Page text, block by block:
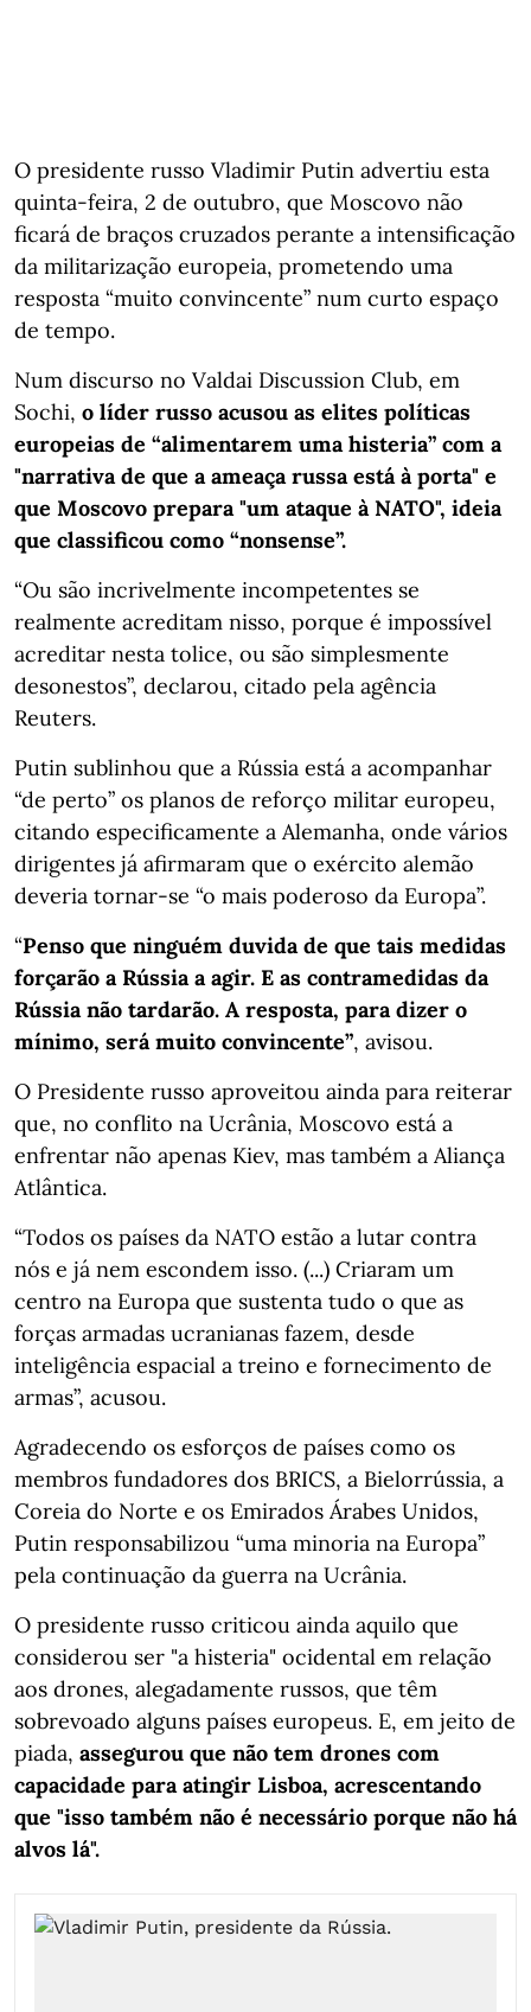
O presidente russo Vladimir Putin advertiu esta
quinta-feira, 2 de outubro, que Moscovo não
ficará de braços cruzados perante a intensificação
da militarização europeia, prometendo uma
resposta “muito convincente” num curto espaço
de tempo.
Num discurso no Valdai Discussion Club, em
Sochi, o líder russo acusou as elites políticas
europeias de “alimentarem uma histeria” com a
"narrativa de que a ameaça russa está à porta" e
que Moscovo prepara "um ataque à NATO", ideia
que classificou como “nonsense”.
“Ou são incrivelmente incompetentes se
realmente acreditam nisso, porque é impossível
acreditar nesta tolice, ou são simplesmente
desonestos”, declarou, citado pela agência
Reuters.
Putin sublinhou que a Rússia está a acompanhar
“de perto” os planos de reforço militar europeu,
citando especificamente a Alemanha, onde vários
dirigentes já afirmaram que o exército alemão
deveria tornar-se “o mais poderoso da Europa”.
“Penso que ninguém duvida de que tais medidas
forçarão a Rússia a agir. E as contramedidas da
Rússia não tardarão. A resposta, para dizer o
mínimo, será muito convincente”, avisou.
O Presidente russo aproveitou ainda para reiterar
que, no conflito na Ucrânia, Moscovo está a
enfrentar não apenas Kiev, mas também a Aliança
Atlântica.
“Todos os países da NATO estão a lutar contra
nós e já nem escondem isso. (...) Criaram um
centro na Europa que sustenta tudo o que as
forças armadas ucranianas fazem, desde
inteligência espacial a treino e fornecimento de
armas”, acusou.
Agradecendo os esforços de países como os
membros fundadores dos BRICS, a Bielorrússia, a
Coreia do Norte e os Emirados Árabes Unidos,
Putin responsabilizou “uma minoria na Europa”
pela continuação da guerra na Ucrânia.
O presidente russo criticou ainda aquilo que
considerou ser "a histeria" ocidental em relação
aos drones, alegadamente russos, que têm
sobrevoado alguns países europeus. E, em jeito de
piada, assegurou que não tem drones com
capacidade para atingir Lisboa, acrescentando
que "isso também não é necessário porque não há
alvos lá".